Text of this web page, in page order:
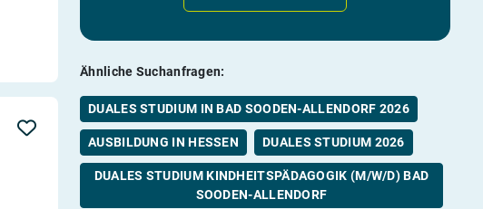
Ähnliche Suchanfragen:
DUALES STUDIUM IN BAD SOODEN-ALLENDORF 2026
AUSBILDUNG IN HESSEN DUALES STUDIUM 2026
DUALES STUDIUM KINDHEITSPÄDAGOGIK (M/W/D) BAD
SOODEN-ALLENDORF